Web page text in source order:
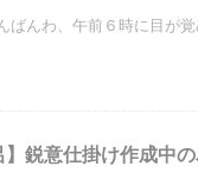
ばんわ、午前６時に目が
】鋭意仕掛け作成中